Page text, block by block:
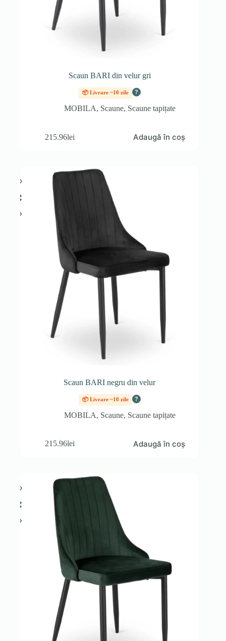
Scaun BARI din velur gri
📦 Livrare ~10 zile ?
MOBILA, Scaune, Scaune tapițate
215.96lei Adaugă în coș
Scaun BARI negru din velur
📦 Livrare ~10 zile ?
MOBILA, Scaune, Scaune tapițate
215.96lei Adaugă în coș